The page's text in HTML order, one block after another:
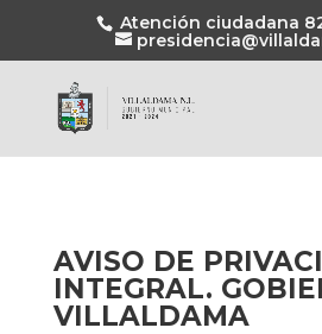
Atención ciudadana
AVISO DE
INTEGRAL.
VILLALDAMA